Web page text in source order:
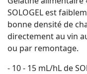
SOLOGEL est
bonne densité de
directement au vin
ou par remontage.
- 10 - 15 mL/hL de